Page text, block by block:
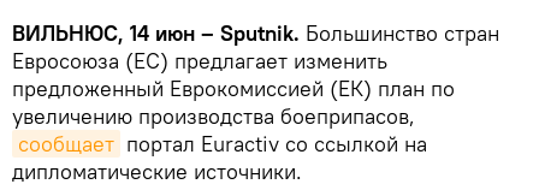
ВИЛЬНЮС, 14 июн – Sputnik. Большинство стран
Евросоюза (ЕС) предлагает изменить
предложенный Еврокомиссией (ЕК) план по
увеличению производства боеприпасов,
сообщает портал Euractiv со ссылкой на
дипломатические источники.